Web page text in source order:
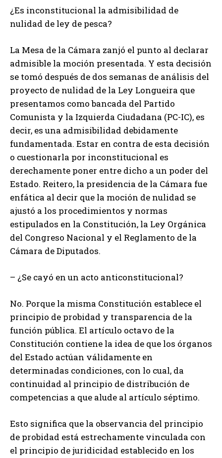
¿Es inconstitucional la admisibilidad de
nulidad de ley de pesca?
La Mesa de la Cámara zanjó el punto al declarar
admisible la moción presentada. Y esta decisión
se tomó después de dos semanas de análisis del
proyecto de nulidad de la Ley Longueira que
presentamos como bancada del Partido
Comunista y la Izquierda Ciudadana (PC-IC), es
decir, es una admisibilidad debidamente
fundamentada. Estar en contra de esta decisión
o cuestionarla por inconstitucional es
derechamente poner entre dicho a un poder del
Estado. Reitero, la presidencia de la Cámara fue
enfática al decir que la moción de nulidad se
ajustó a los procedimientos y normas
estipulados en la Constitución, la Ley Orgánica
del Congreso Nacional y el Reglamento de la
Cámara de Diputados.
– ¿Se cayó en un acto anticonstitucional?
No. Porque la misma Constitución establece el
principio de probidad y transparencia de la
función pública. El artículo octavo de la
Constitución contiene la idea de que los órganos
del Estado actúan válidamente en
determinadas condiciones, con lo cual, da
continuidad al principio de distribución de
competencias a que alude al artículo séptimo.
Esto significa que la observancia del principio
de probidad está estrechamente vinculada con
el principio de juridicidad establecido en los